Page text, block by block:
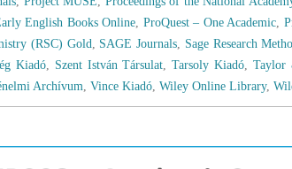
English Books Online, ProQuest – One Academic,
(RSC) Gold, SAGE Journals, Sage Research
Kiadó, Szent István Társulat,Tarsoly Kiadó, Taylor
Archívum, Vince Kiadó, Wiley Online Library,